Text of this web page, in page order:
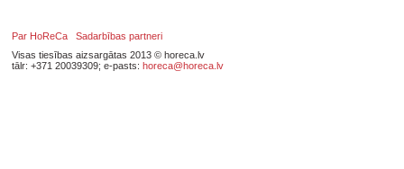
Par HoReCa
Sadarbības partneri
Visas tiesības aizsargātas 2013 © horeca.lv
tālr: +371 20039309; e-pasts: horeca@horeca.lv